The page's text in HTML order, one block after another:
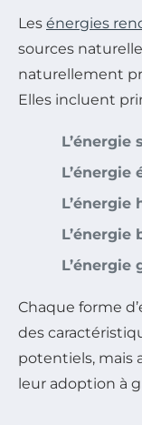
Les énergies
sources
naturellement
Elles incluent
L’énergie
L’énergie
L’énergie
L’énergie
L’énergie
Chaque forme
des
potentiels, mais
leur adoption à